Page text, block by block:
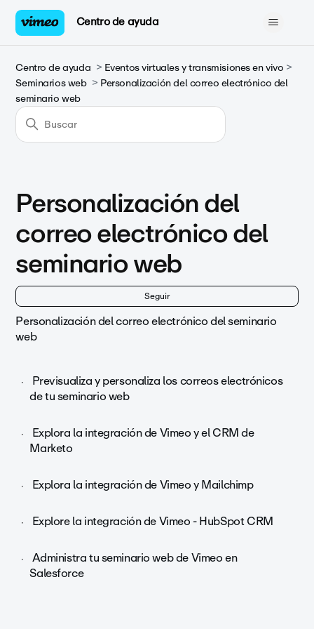
Centro de ayuda
Centro de ayuda
Eventos virtuales y transmisiones en vivo
Seminarios web
Personalización del correo electrónico del
seminario web
Personalización del
correo electrónico del
seminario web
Seguir
Personalización del correo electrónico del seminario
web
Previsualiza y personaliza los correos electrónicos
de tu seminario web
Explora la integración de Vimeo y el CRM de
Marketo
Explora la integración de Vimeo y Mailchimp
Explore la integración de Vimeo - HubSpot CRM
Administra tu seminario web de Vimeo en
Salesforce